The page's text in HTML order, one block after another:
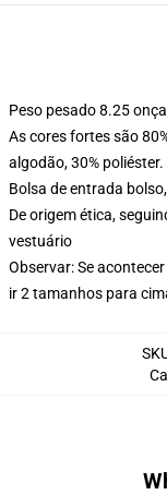
Peso pesado 8.25
As cores fortes são
algodão, 30%
Bolsa de entrada
De origem ética,
vestuário
Observar: Se
ir 2 tamanhos para